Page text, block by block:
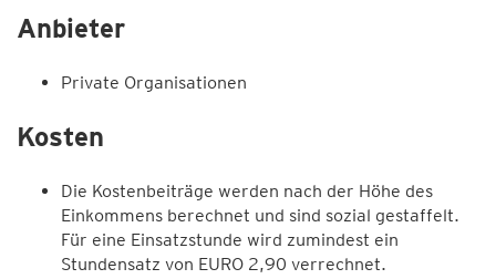
Anbieter
Private Organisationen
Kosten
Die Kostenbeiträge werden nach der Höhe des
Einkommens berechnet und sind sozial gestaffelt.
Für eine Einsatzstunde wird zumindest ein
Stundensatz von EURO 2,90 verrechnet.